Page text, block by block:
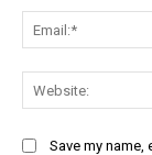
Save my